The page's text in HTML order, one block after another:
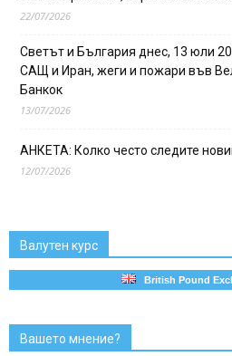
22/07/2026
Светът и България днес, 13 юли
САЩ и Иран, жеги и пожари във
Банкок
13/07/2026
АНКЕТА: Колко често следите
12/07/2026
Валутен курс
British Pound
Вашето мнение?